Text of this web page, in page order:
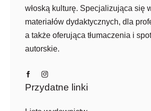
włoską kulturę. Specjalizująca się
materiałów dydaktycznych, dla
a także oferująca tłumaczenia i
autorskie.
Przydatne linki